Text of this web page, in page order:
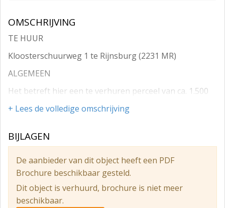
OMSCHRIJVING
TE HUUR
Kloosterschuurweg 1 te Rijnsburg (2231 MR)
ALGEMEEN
Het betreft hier een te verhuren perceel van ca. 1.500
m² gelegen op de hoek Noordwijkerweg /
Kloosterschuurweg te Rijnsburg. Het perceel is verhard
Het perceel beschikt over een bedrijfsdoeleinden
beschikking over een inrit en is gelegen nabij de
Provinciale wegen N449 en N206.
BEREIKBAARHEID
+ Lees de volledige omschrijving
BIJLAGEN
De aanbieder van dit object heeft een PDF
Brochure beschikbaar gesteld.
Dit object is verhuurd, brochure is niet meer
beschikbaar.